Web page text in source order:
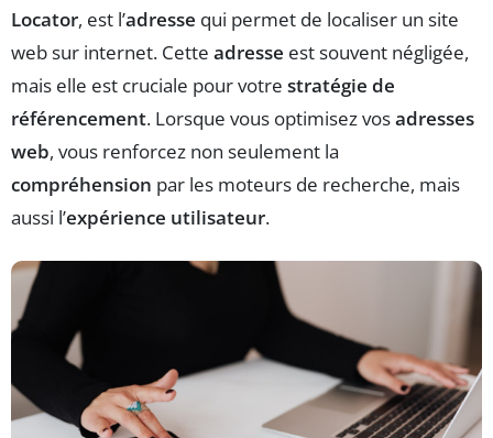
Locator, est l’adresse qui permet de localiser un site
web sur internet. Cette adresse est souvent négligée,
mais elle est cruciale pour votre stratégie de
référencement. Lorsque vous optimisez vosadresses
web, vous renforcez non seulement la
compréhension par les moteurs de recherche, mais
aussi l’expérience utilisateur.